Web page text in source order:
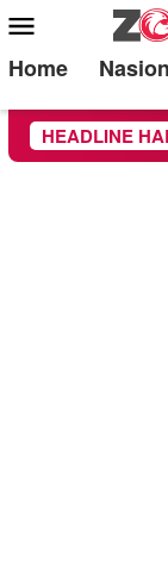
Mobile
Menu
Home
HEADLINE
Ikuti Kegiatan